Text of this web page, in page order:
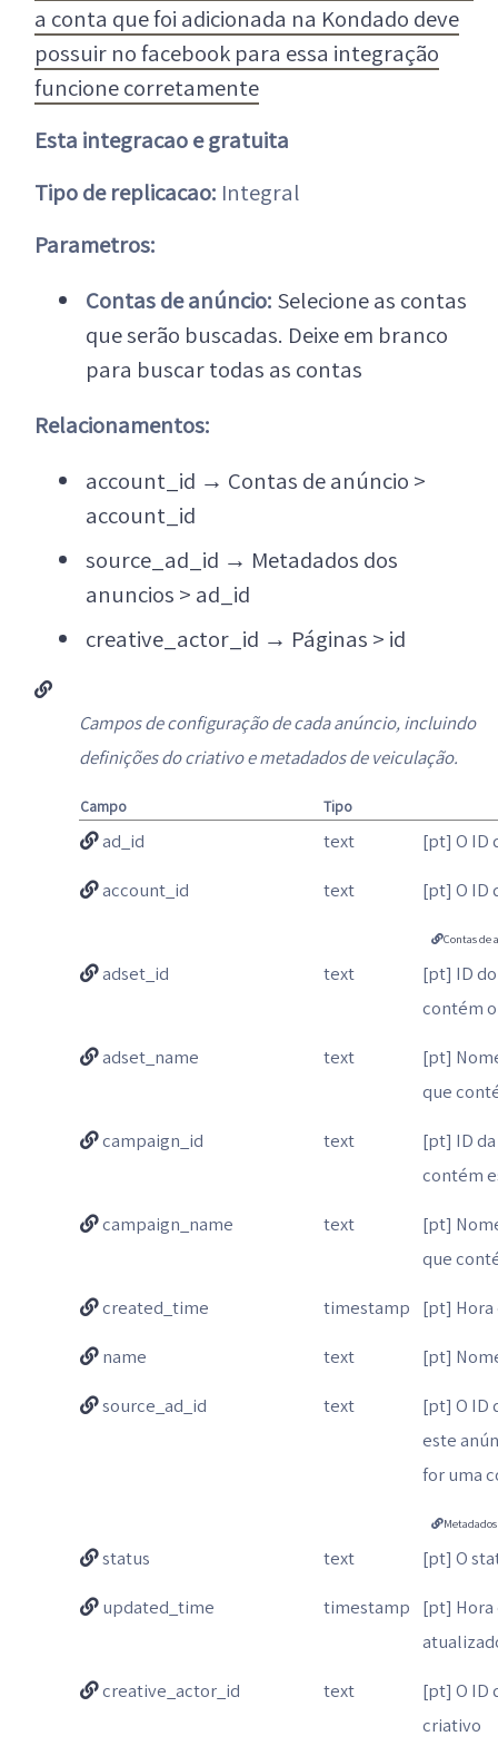
a conta que foi adicionada na Kondado deve
possuir no facebook para essa integração
funcione corretamente
Esta integracao e gratuita
Tipo de replicacao: Integral
Parametros:
Contas de anúncio: Selecione as contas
que serão buscadas. Deixe em branco
para buscar todas as contas
Relacionamentos:
account_id → Contas de anúncio >
account_id
source_ad_id → Metadados dos
anuncios > ad_id
creative_actor_id → Páginas > id
Campos de configuração de cada anúncio, incluindo
definições do criativo e metadados de veiculação.
Campo Tipo
ad_id text
[pt] O ID
account_id
text [pt] O ID
Contas de
adset_id text
[pt] ID
contém
adset_name
text
[pt]
que
campaign_id
text
[pt] ID
contém
campaign_name
text
[pt]
que
created_time
timestamp [pt] Hora
name
text
[pt]
source_ad_id
text
[pt] O ID
este
for uma
status text
[pt] O
updated_time
timestamp [pt] Hora
creative_actor_id
text
[pt] O ID
criativo